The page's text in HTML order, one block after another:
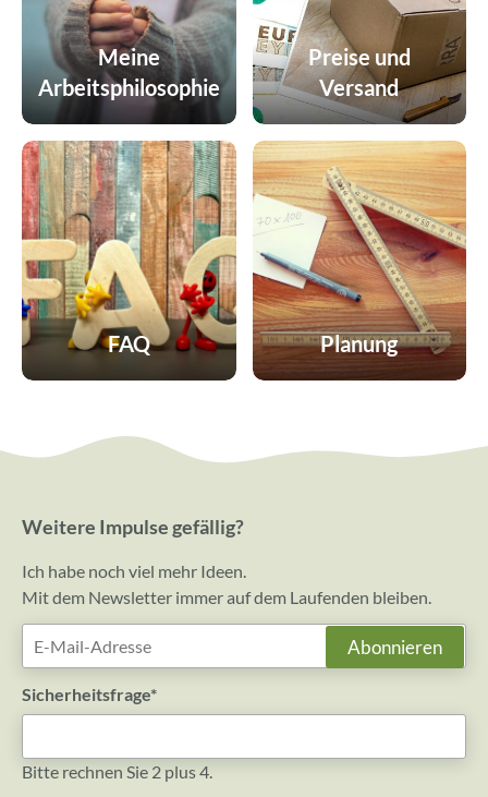
Meine
Arbeitsphilosophie
Preise und
Versand
FAQ Planung
Weitere Impulse gefällig?
Ich habe noch viel mehr Ideen.
Mit dem Newsletter immer auf dem Laufenden bleiben.
Adresse
Pflichtfeld
Sicherheitsfrage*
Bitte rechnen Sie 2 plus 4.
Abonnieren